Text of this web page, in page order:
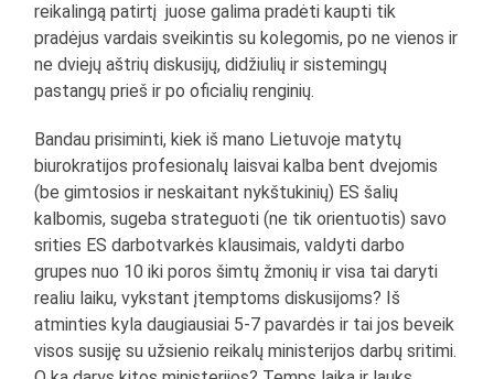
reikalingą patirtį juose galima pradėti kaupti tik
pradėjus vardais sveikintis su kolegomis, po ne vienos ir
ne dviejų aštrių diskusijų, didžiulių ir sistemingų
pastangų prieš ir po oficialių renginių.
Bandau prisiminti, kiek iš mano Lietuvoje matytų
biurokratijos profesionalų laisvai kalba bent dvejomis
(be gimtosios ir neskaitant nykštukinių) ES šalių
kalbomis, sugeba strateguoti (ne tik orientuotis) savo
srities ES darbotvarkės klausimais, valdyti darbo
grupes nuo 10 iki poros šimtų žmonių ir visa tai daryti
realiu laiku, vykstant įtemptoms diskusijoms? Iš
atminties kyla daugiausiai 5-7 pavardės ir tai jos beveik
visos susiję su užsienio reikalų ministerijos darbų sritimi.